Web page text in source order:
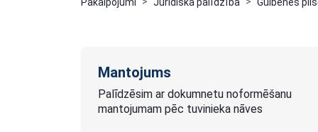
Mantojums
Palīdzēsim ar dokumnetu noformēšanu
mantojumam pēc tuvinieka nāves